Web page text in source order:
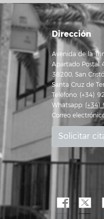
Dirección
Avenida de la
Apartado Postal
38200, San
Santa Cruz de
Teléfono: (+34)
Whatsapp: (+34)
Correo
Solicitar